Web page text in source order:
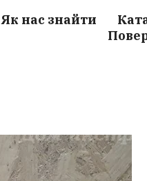
Як нас знайти